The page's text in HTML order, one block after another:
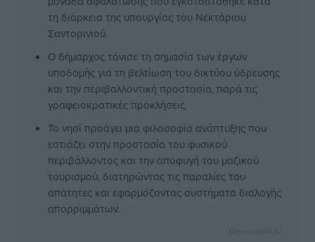
τη διάρκεια της υπουργίας του Νεκτάριου
Σαντορινιού.
Ο δήμαρχος τόνισε τη σημασία των έργων
υποδομής για τη βελτίωση του δικτύου ύδρευσης
και την περιβαλλοντική προστασία, παρά τις
γραφειοκρατικές προκλήσεις.
Το νησί προάγει μια φιλοσοφία ανάπτυξης που
εστιάζει στην προστασία του φυσικού
περιβάλλοντος και την αποφυγή του μαζικού
τουρισμού, διατηρώντας τις παραλίες του
απάτητες και εφαρμόζοντας συστήματα διαλογής
απορριμμάτων.